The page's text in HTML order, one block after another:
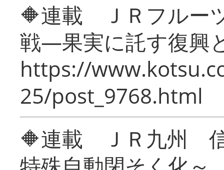
🔶連載 ＪＲフルー
戦―果実に託す復興
https://
25/post_9768.html
🔶連載 ＪＲ九州 信